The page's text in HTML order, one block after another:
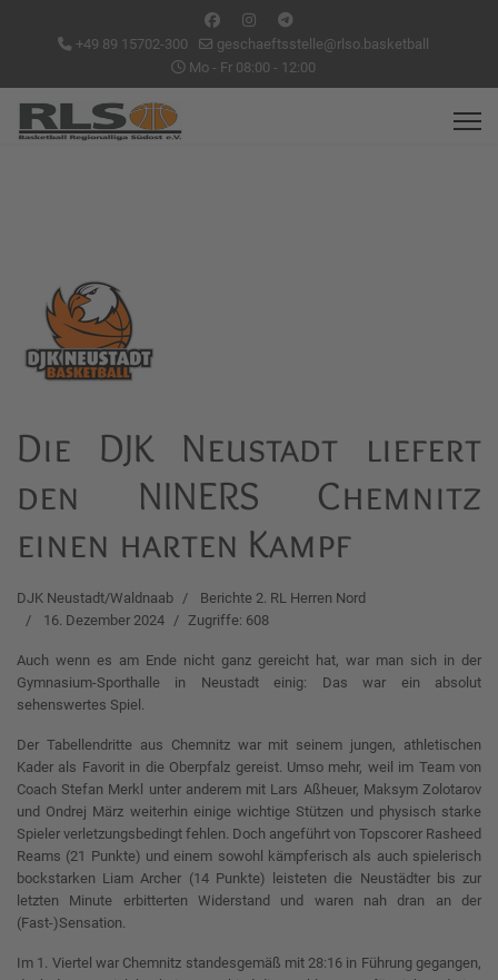
+49 89 15702-300
geschaeftsstelle@rlso.basketball
Mo - Fr 08:00 - 12:00
Die DJK Neustadt liefert
den NINERS Chemnitz
einen harten Kampf
DJK Neustadt/Waldnaab
Berichte 2. RL Herren Nord
16. Dezember 2024
Zugriffe: 608
Auch wenn es am Ende nicht ganz gereicht hat, war man sich in der
Gymnasium-Sporthalle in Neustadt einig: Das war ein absolut
sehenswertes Spiel.
Der Tabellendritte aus Chemnitz war mit seinem jungen, athletischen
Kader als Favorit in die Oberpfalz gereist. Umso mehr, weil im Team von
Coach Stefan Merkl unter anderem mit Lars Aßheuer, Maksym Zolotarov
und Ondrej März weiterhin einige wichtige Stützen und physisch starke
Spieler verletzungsbedingt fehlen. Doch angeführt von Topscorer Rasheed
Reams (21 Punkte) und einem sowohl kämpferisch als auch spielerisch
bockstarken Liam Archer (14 Punkte) leisteten die Neustädter bis zur
letzten Minute erbitterten Widerstand und waren nah dran an der
(Fast-)Sensation.
Im 1. Viertel war Chemnitz standesgemäß mit 28:16 in Führung gegangen,